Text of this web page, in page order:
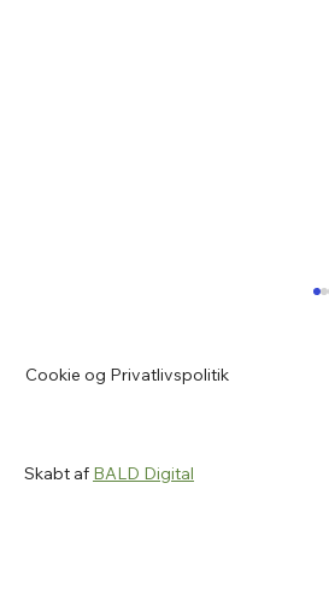
Kære VFK medlem Vi
mandag den 15. juni
Skabt af BALD Digital
Cookie og Privatlivspolitik